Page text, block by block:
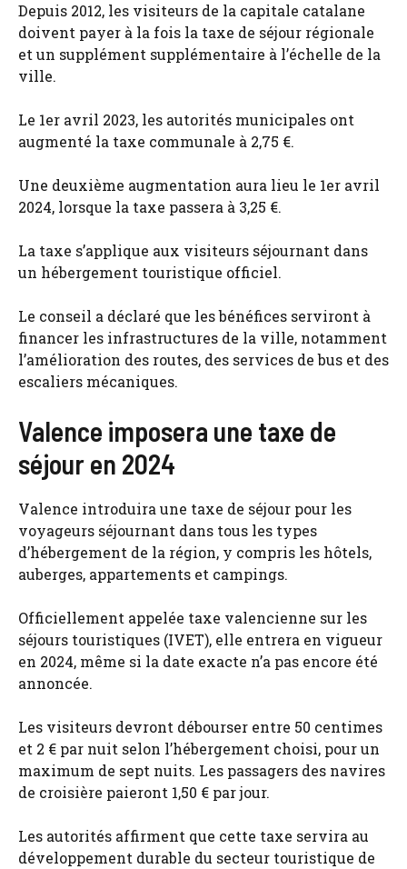
Depuis 2012, les visiteurs de la capitale catalane
doivent payer à la fois la taxe de séjour régionale
et un supplément supplémentaire à l’échelle de la
ville.
Le 1er avril 2023, les autorités municipales ont
augmenté la taxe communale à 2,75 €.
Une deuxième augmentation aura lieu le 1er avril
2024, lorsque la taxe passera à 3,25 €.
La taxe s’applique aux visiteurs séjournant dans
un hébergement touristique officiel.
Le conseil a déclaré que les bénéfices serviront à
financer les infrastructures de la ville, notamment
l’amélioration des routes, des services de bus et des
escaliers mécaniques.
Valence imposera une taxe de
séjour en 2024
Valence introduira une taxe de séjour pour les
voyageurs séjournant dans tous les types
d’hébergement de la région, y compris les hôtels,
auberges, appartements et campings.
Officiellement appelée taxe valencienne sur les
séjours touristiques (IVET), elle entrera en vigueur
en 2024, même si la date exacte n’a pas encore été
annoncée.
Les visiteurs devront débourser entre 50 centimes
et 2 € par nuit selon l’hébergement choisi, pour un
maximum de sept nuits. Les passagers des navires
de croisière paieront 1,50 € par jour.
Les autorités affirment que cette taxe servira au
développement durable du secteur touristique de